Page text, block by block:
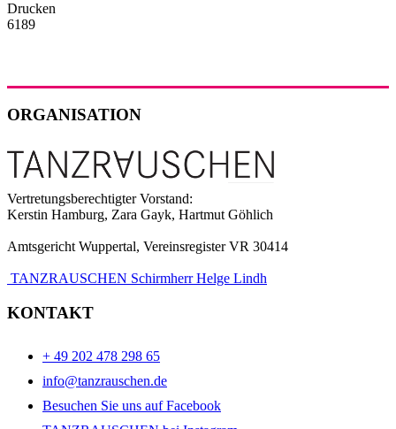
Drucken
6189
ORGANISATION
Vertretungsberechtigter Vorstand:
Kerstin Hamburg, Zara Gayk, Hartmut Göhlich
Amtsgericht Wuppertal, Vereinsregister VR 30414
TANZRAUSCHEN Schirmherr Helge Lindh
KONTAKT
+ 49 202 478 298 65
info@tanzrauschen.de
Besuchen Sie uns auf Facebook